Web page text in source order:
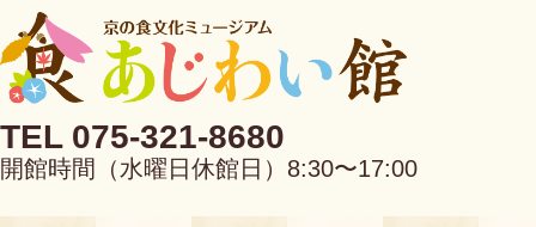
TEL 075-321-8680
開館時間（水曜日休館日）8:30〜17:00